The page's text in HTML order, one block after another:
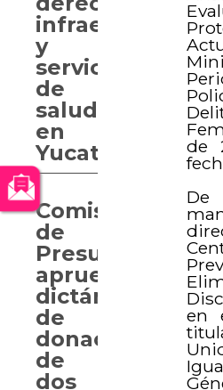
de
en
infraestructura
y
servicios
de
salud
en
Yucatán
Comisión
de
Presupuesto
aprueba
dictámenes
de
donación
de
dos